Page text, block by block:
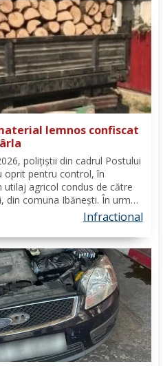
lemnos confiscat
polițiștii din cadrul Postului
oprit pentru control, în
agricol condus de către
din comuna Ibănești. În urma
către polițiști, s-a constatat
Infractional